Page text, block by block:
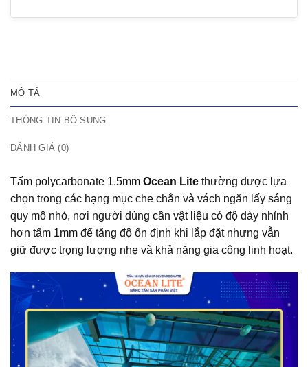
MÔ TẢ
THÔNG TIN BỔ SUNG
ĐÁNH GIÁ (0)
Tấm polycarbonate 1.5mm Ocean Lite thường được lựa
chọn trong các hạng mục che chắn và vách ngăn lấy sáng
quy mô nhỏ, nơi người dùng cần vật liệu có độ dày nhỉnh
hơn tấm 1mm để tăng độ ổn định khi lắp đặt nhưng vẫn
giữ được trọng lượng nhẹ và khả năng gia công linh hoạt.